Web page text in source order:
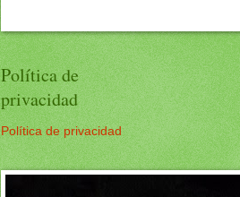
Política de
privacidad
Política de privacidad